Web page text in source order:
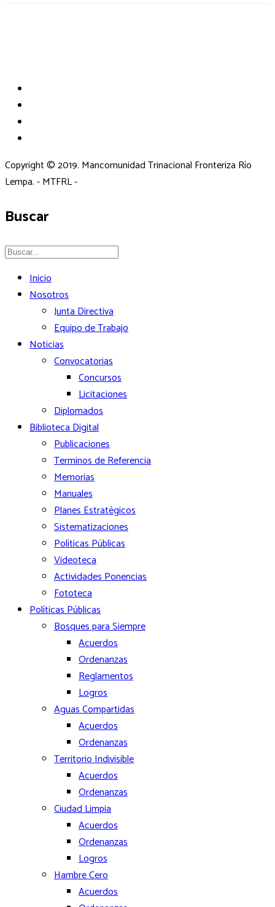
Copyright © 2019. Mancomunidad Trinacional Fronteriza Río
Lempa. - MTFRL -
Buscar
Inicio
Nosotros
Junta Directiva
Equipo de Trabajo
Noticias
Convocatorias
Concursos
Licitaciones
Diplomados
Biblioteca Digital
Publicaciones
Terminos de Referencia
Memorias
Manuales
Planes Estratégicos
Sistematizaciones
Políticas Públicas
Videoteca
Actividades Ponencias
Fototeca
Políticas Públicas
Bosques para Siempre
Acuerdos
Ordenanzas
Reglamentos
Logros
Aguas Compartidas
Acuerdos
Ordenanzas
Territorio Indivisible
Acuerdos
Ordenanzas
Ciudad Limpia
Acuerdos
Ordenanzas
Logros
Hambre Cero
Acuerdos